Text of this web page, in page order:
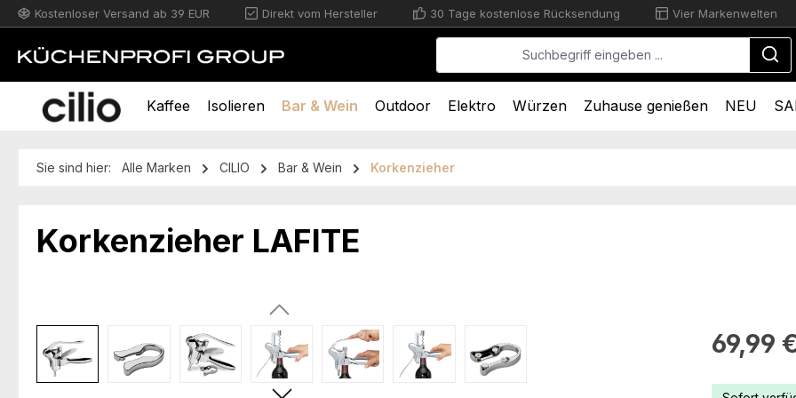
Hauptinhalt springen
Zur Suche springen
Zur Hauptnavigation springen
Kostenloser Versand ab 39 EUR Direkt vom Hersteller 30 Tage kostenlose Rücksendung Vier Markenwelten
Kaffee Isolieren Bar & Wein Outdoor Elektro Würzen Zuhause genießen NEU
Sie sind hier: Alle Marken CILIO Bar & Wein Korkenzieher
Korkenzieher LAFITE
Bildergalerie überspringen Regulärer
69,99 €